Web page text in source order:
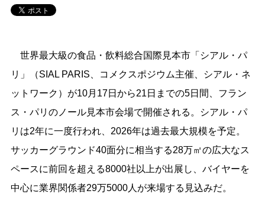
世界最大級の食品・飲料総合国際見本市「シアル・パ
リ」（SIAL PARIS、コメクスポジウム主催、シアル・ネ
ットワーク）が10月17日から21日までの5日間、フラン
ス・パリのノール見本市会場で開催される。シアル・パ
リは2年に一度行われ、2026年は過去最大規模を予定。
サッカーグラウンド40面分に相当する28万㎡の広大なス
ペースに前回を超える8000社以上が出展し、バイヤーを
中心に業界関係者29万5000人が来場する見込みだ。